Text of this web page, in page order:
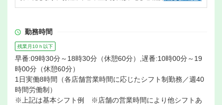
勤務時間
残業月10ｈ以下
早番:09時30分～18時30分（休憩60分）,遅番:10時00分～19
時00分（休憩60分）
1日実働8時間（各店舗営業時間に応じたシフト制勤務／週40
時間労働制）
※上記は基本シフト例 ※店舗の営業時間により他シフトあ